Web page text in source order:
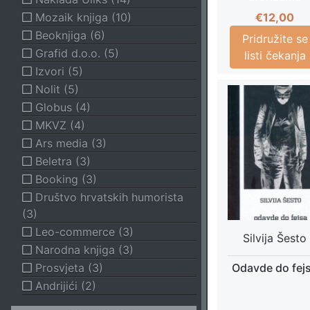
Kućne biljke i okućnica
Ručni radovi i odijevanje
Uređenje doma, uradi sam
Kuharice
FLORA I FAUNA
Gljive
Kućni ljubimci
Ljekovito bilje
Agronomija
Ekologija
Lov i ribolov
Pčelarstvo
Priroda
Šumarstvo
Vinogradarstvo i maslinarstvo
Voćarstvo
Povrćarstvo
Mozaik knjiga (10)
Beoknjiga (6)
Grafid d.o.o. (5)
Izvori (5)
Nolit (5)
Globus (4)
MKVZ (4)
Ars media (3)
Beletra (3)
Booking (3)
Društvo hrvatskih humorista
(3)
Leo-commerce (3)
Narodna knjiga (3)
Prosvjeta (3)
Andrijići (2)
€12,00
Pridružite se
listi čekanja
Silvija Šesto
Odavde do